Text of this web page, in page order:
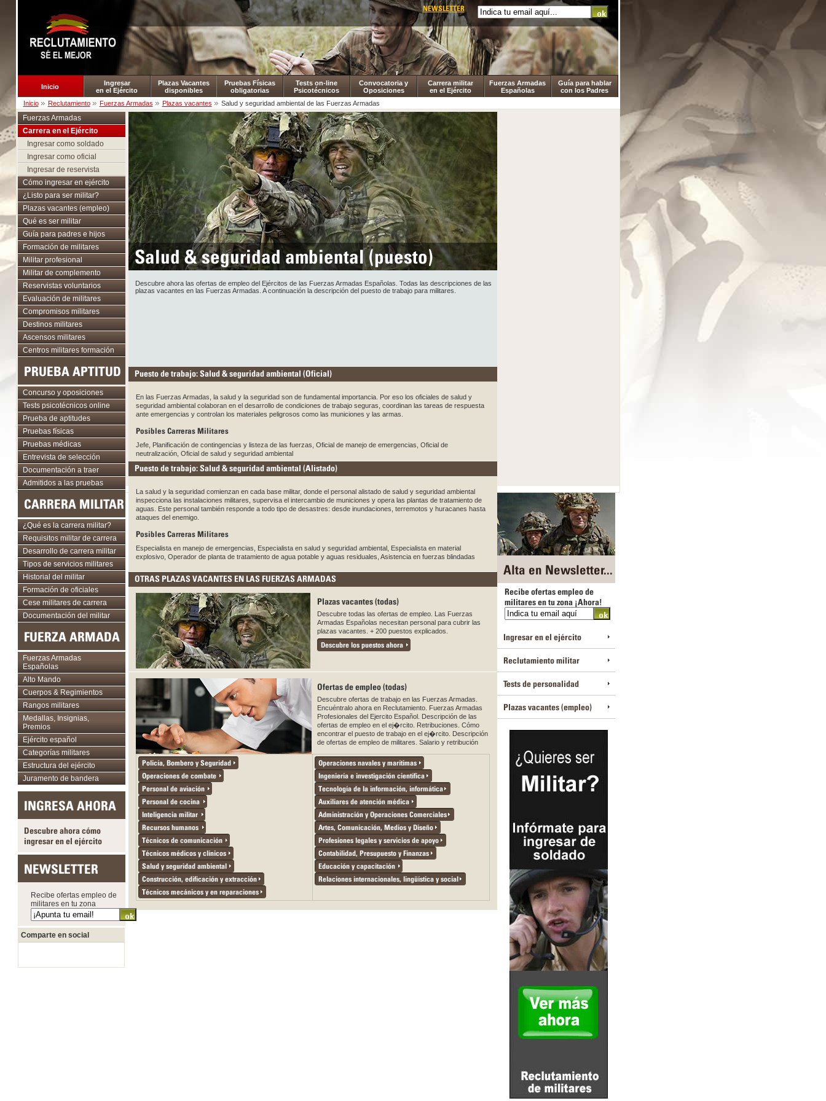
NEWSLETTER
Inicio
Ingresar
en el Ejército
Plazas Vacantes
disponibles
Pruebas Físicas
obligatorias
Tests on-line
Psicotécnicos
Convocatoria y
Oposiciones
Carrera militar
en el Ejército
Fuerzas Armadas
Españolas
Guía para hablar
con los Padres
Inicio
Reclutamiento Fuerzas Armadas Plazas vacantes Salud y seguridad ambiental de las Fuerzas Armadas
Salud & seguridad ambiental (puesto)
Descubre ahora las ofertas de empleo del Ejércitos de las Fuerzas Armadas Españolas. Todas las descripciones de las
plazas vacantes en las Fuerzas Armadas. A continuación la descripción del puesto de trabajo para militares.
Puesto de trabajo: Salud & seguridad ambiental (Oficial)
En las Fuerzas Armadas, la salud y la seguridad son de fundamental importancia. Por eso los oficiales de salud y
seguridad ambiental colaboran en el desarrollo de condiciones de trabajo seguras, coordinan las tareas de respuesta
ante emergencias y controlan los materiales peligrosos como las municiones y las armas.
Posibles Carreras Militares
Jefe, Planificación de contingencias y listeza de las fuerzas, Oficial de manejo de emergencias, Oficial de
neutralización, Oficial de salud y seguridad ambiental
Puesto de trabajo: Salud & seguridad ambiental (Alistado)
La salud y la seguridad comienzan en cada base militar, donde el personal alistado de salud y seguridad ambiental
inspecciona las instalaciones militares, supervisa el intercambio de municiones y opera las plantas de tratamiento de
aguas. Este personal también responde a todo tipo de desastres: desde inundaciones, terremotos y huracanes hasta
ataques del enemigo.
Posibles Carreras Militares
Especialista en manejo de emergencias, Especialista en salud y seguridad ambiental, Especialista en material
explosivo, Operador de planta de tratamiento de agua potable y aguas residuales, Asistencia en fuerzas blindadas
OTRAS PLAZAS VACANTES EN LAS FUERZAS ARMADAS
Plazas vacantes (todas)
Descubre todas las ofertas de empleo. Las Fuerzas
Armadas Españolas necesitan personal para cubrir las
plazas vacantes. + 200 puestos explicados.
Descubre los puestos ahora
Ofertas de empleo (todas)
Descubre ofertas de trabajo en las Fuerzas Armadas.
Encuéntralo ahora en Reclutamiento. Fuerzas Armadas
Profesionales del Ejercito Español. Descripción de las
ofertas de empleo en el ej�rcito. Retribuciones. Cómo
encontrar el puesto de trabajo en el ej�rcito. Descripción
de ofertas de empleo de militares. Salario y retribución
Policía, Bombero y Seguridad
Operaciones de combate
Personal de aviación
Personal de cocina
Inteligencia militar
Recursos humanos
Técnicos de comunicación
Técnicos médicos y clínicos
Salud y seguridad ambiental
Construcción, edificación y extracción
Técnicos mecánicos y en reparaciones
Operaciones navales y marítimas
Ingeniería e investigación científica
Tecnología de la información, informática
Auxiliares de atención médica
Administración y Operaciones Comerciales
Artes, Comunicación, Medios y Diseño
Profesiones legales y servicios de apoyo
Contabilidad, Presupuesto y Finanzas
Educación y capacitación
Relaciones internacionales, lingüística y social
Fuerzas Armadas
Carrera en el Ejército
Ingresar como soldado
Ingresar como oficial
Ingresar de reservista
Cómo ingresar en ejército
¿Listo para ser militar?
Plazas vacantes (empleo)
Qué es ser militar
Guía para padres e hijos
Formación de militares
Militar profesional
Militar de complemento
Reservistas voluntarios
Evaluación de militares
Compromisos militares
Destinos militares
Ascensos militares
Centros militares formación
PRUEBA APTITUD
Concurso y oposiciones
Tests psicotécnicos online
Prueba de aptitudes
Pruebas físicas
Pruebas médicas
Entrevista de selección
Documentación a traer
Admitidos a las pruebas
CARRERA MILITAR
¿Qué es la carrera militar?
Requisitos militar de carrera
Desarrollo de carrera militar
Tipos de servicios militares
Historial del militar
Formación de oficiales
Cese militares de carrera
Documentación del militar
FUERZA ARMADA
Fuerzas Armadas
Españolas
Alto Mando
Cuerpos & Regimientos
Rangos militares
Medallas, Insignias,
Premios
Ejército español
Categorías militares
Estructura del ejército
Juramento de bandera
INGRESA AHORA
Descubre ahora cómo
ingresar en el ejército
NEWSLETTER
Recibe ofertas empleo de
militares en tu zona
Comparte en social
Alta en Newsletter...
Recibe ofertas empleo de
militares en tu zona ¡Ahora!
Ingresar en el ejército
Reclutamiento militar
Tests de personalidad
Plazas vacantes (empleo)